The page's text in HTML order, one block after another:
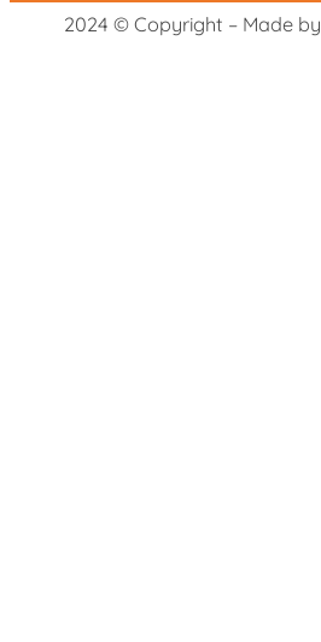
2024 © Copyright – Made by